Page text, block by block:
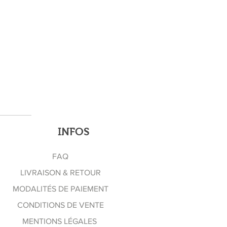
INFOS
FAQ
LIVRAISON & RETOUR
MODALITÉS DE PAIEMENT
CONDITIONS DE VENTE
MENTIONS LÉGALES